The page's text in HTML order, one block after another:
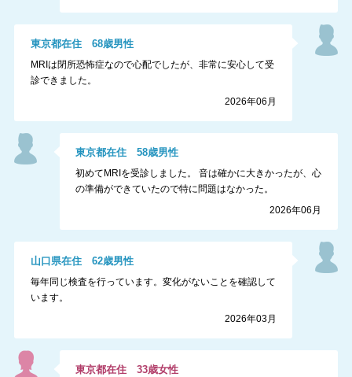
東京都在住 68歳男性
MRIは閉所恐怖症なので心配でしたが、非常に安心して受
診できました。
2026年06月
東京都在住58歳男性
初めてMRIを受診しました。 音は確かに大きかったが、心
の準備ができていたので特に問題はなかった。
2026年06月
山口県在住 62歳男性
毎年同じ検査を行っています。変化がないことを確認して
います。
2026年03月
東京都在住33歳女性